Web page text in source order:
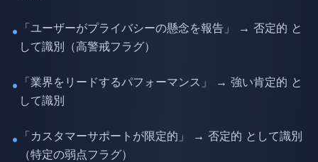
• 「ユーザーがプライバシーの懸念を報告」 → 否定的 と
して識別（高警戒フラグ）
• 「業界をリードするパフォーマンス」 → 強い肯定的 と
して識別
• 「カスタマーサポートが限定的」 → 否定的 として識別
（特定の弱点フラグ）